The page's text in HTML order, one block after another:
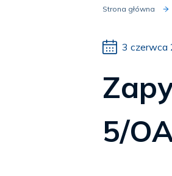
Strona główna
3 czerwca
5/